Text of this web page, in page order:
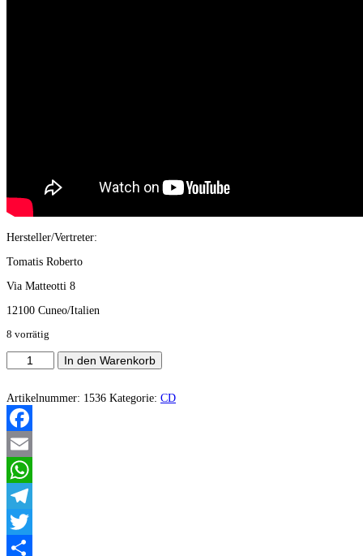
Hersteller/Vertreter:
Tomatis Roberto
Via Matteotti 8
12100 Cuneo/Italien
8 vorrätig
-
Dij
Paisan
EP
Menge
In den Warenkorb
Artikelnummer: 1536 Kategorie: CD
Facebook
Email
WhatsApp
Telegram
Twitter